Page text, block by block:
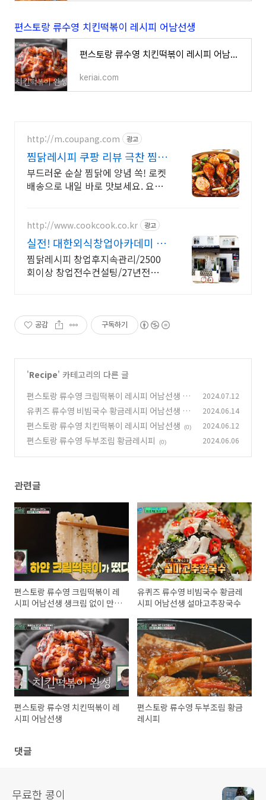
편스토랑 류수영 치킨떡볶이 레시피 어남선생
편스토랑 류수영 치킨떡볶이 레시피 어남선생
keriai.com
http://m.coupang.com 광고
찜닭레시피 쿠팡 리뷰 극찬 찜닭
소스
부드러운 순살 찜닭에 양념 쏙! 로켓
배송으로 내일 바로 맛보세요. 요알
http://www.cookcook.co.kr 광고
실전! 대한외식창업아카데미 창
업전문1:1교육
찜닭레시피 창업후지속관리/2500
회이상 창업전수컨설팅/27년전문셰
공감 구독하기
'Recipe' 카테고리의 다른 글
편스토랑 류수영 크림떡볶이 레시피 어남선생 생
크림 없이 만드는 크림떡볶이
(0)
2024.07.12
유퀴즈 류수영 비빔국수 황금레시피 어남선생 설
마고추장국수 (0)
2024.06.14
편스토랑 류수영 치킨떡볶이 레시피 어남선생 (0) 2024.06.12
편스토랑 류수영 두부조림 황금레시피 (0) 2024.06.06
관련글
편스토랑 류수영 크림떡볶이 레
시피 어남선생 생크림 없이 만드
유퀴즈 류수영 비빔국수 황금레
시피 어남선생 설마고추장국수
편스토랑 류수영 치킨떡볶이 레
시피 어남선생
편스토랑 류수영 두부조림 황금
레시피
댓글
무료한 콩이